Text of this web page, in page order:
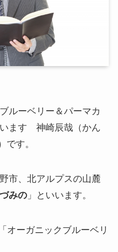
ブルーベリー＆パーマカ
ます 神崎辰哉（かん
です。
市、北アルプスの山麓
みの」といいます。
オーガニックブルーベリ